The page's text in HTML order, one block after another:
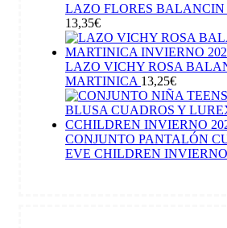
LAZO FLORES
13,35€
LAZO VICHY ROSA
MARTINICA 13,25€
CONJUNTO PANTALÓN
EVE CHILDREN